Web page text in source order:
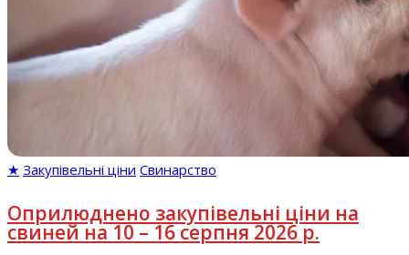
★ Закупівельні ціни Свинарство
Оприлюднено закупівельні ціни на
свиней на 10 – 16 серпня 2026 р.